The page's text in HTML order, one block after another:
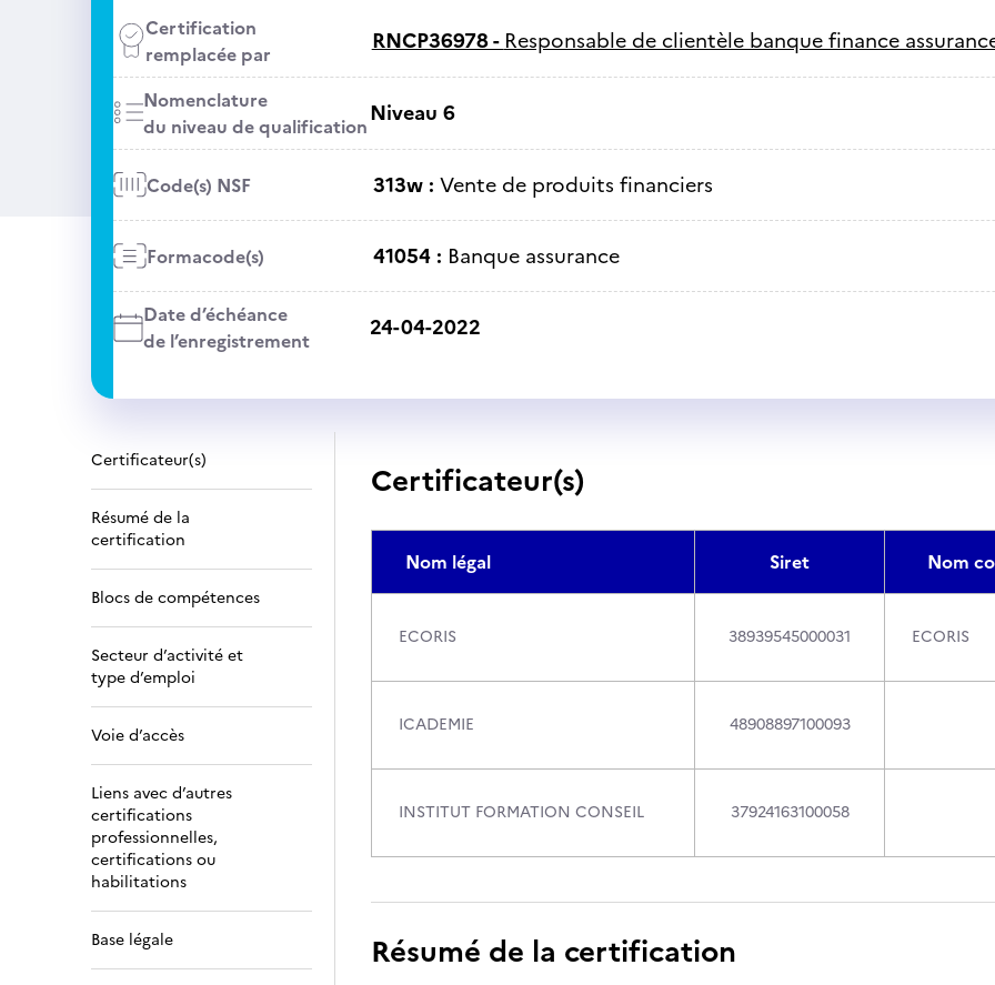
Certification
remplacée par
RNCP36978 - Responsable de clientèle banque finance
Nomenclature
du niveau de qualificationNiveau 6
Code(s) NSF 313w : Vente de produits financiers
Formacode(s) 41054 : Banque assurance
Date d’échéance
de l’enregistrement
24-04-2022
Certificateur(s)
Résumé de la
certification
Blocs de compétences
Secteur d’activité et
type d’emploi
Voie d’accès
Liens avec d’autres
certifications
professionnelles,
certifications ou
habilitations
Base légale
Certificateur(s)
Nom légal Siret Nom
ECORIS 38939545000031 ECORIS
ICADEMIE 48908897100093
INSTITUT FORMATION CONSEIL 37924163100058
Résumé de la certification